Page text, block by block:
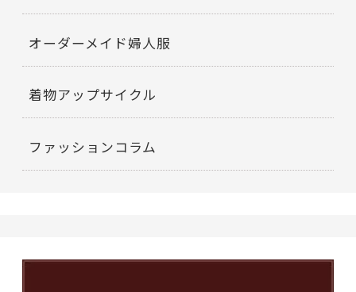
オーダーメイド婦人服
着物アップサイクル
ファッションコラム